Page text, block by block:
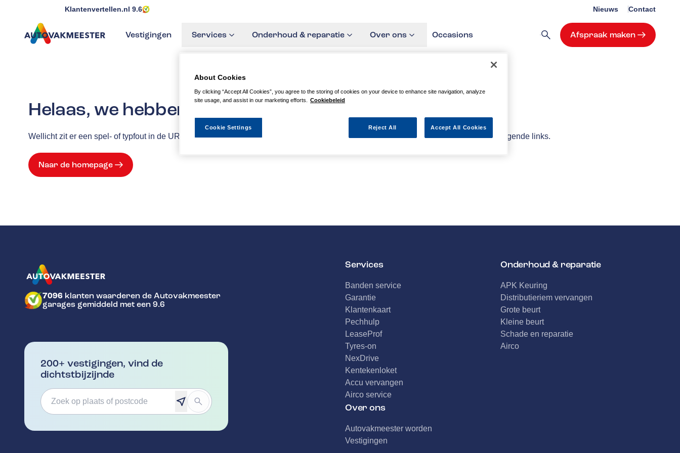
Klantenvertellen.nl 9.6 Nieuws Contact
Vestigingen Services Onderhoud & reparatie Over ons Occasions Afspraak maken
Helaas, we hebben de pagina niet kunnen vinden
Wellicht zit er een spel- of typfout in de URL of is de actie waarnaar u zocht al verlopen. We hopen u weer op weg te helpen met de volgende links.
Naar de homepage
GA NAAR DE HOMEPAGINA
7096 klanten waarderen de Autovakmeester
garages gemiddeld met een 9.6
200+ vestigingen, vind de
dichtstbijzijnde
Services
Banden service
Garantie
Klantenkaart
Pechhulp
LeaseProf
Tyres-on
NexDrive
Kentekenloket
Accu vervangen
Airco service
Onderhoud & reparatie
APK Keuring
Distributieriem vervangen
Grote beurt
Kleine beurt
Schade en reparatie
Airco
Over ons
Autovakmeester worden
Vestigingen
About Cookies
By clicking “Accept All Cookies”, you agree to the storing of cookies on your device to enhance site navigation, analyze
site usage, and assist in our marketing efforts.
Cookiebeleid
Reject All Accept All Cookies
Cookie Settings